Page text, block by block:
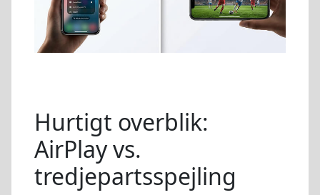
Hurtigt overblik:
AirPlay vs.
tredjepartsspejling